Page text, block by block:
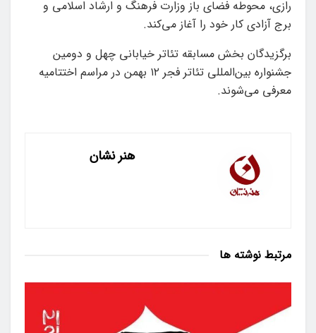
رازی، محوطه فضای باز وزارت فرهنگ و ارشاد اسلامی و
برج آزادی کار خود را آغاز می‌کند.
برگزیدگان بخش مسابقه تئاتر خیابانی چهل‌ و دومین
جشنواره بین‌المللی تئاتر فجر ۱۲ بهمن‌ در مراسم اختتامیه
معرفی می‌شوند.
هنر نشان
مرتبط نوشته ها